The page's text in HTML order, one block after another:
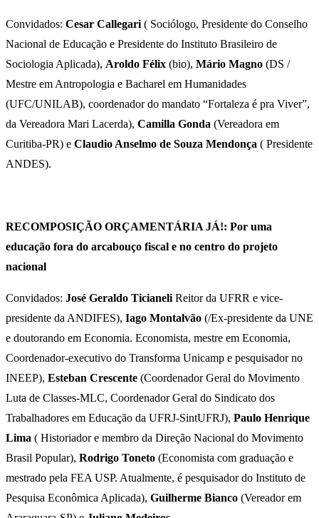
Convidados: Cesar Callegari ( Sociólogo, Presidente do Conselho
Nacional de Educação e Presidente do Instituto Brasileiro de
Sociologia Aplicada), Aroldo Félix (bio), Mário Magno (DS /
Mestre em Antropologia e Bacharel em Humanidades
(UFC/UNILAB), coordenador do mandato “Fortaleza é pra Viver”,
da Vereadora Mari Lacerda), Camilla Gonda (Vereadora em
Curitiba-PR) e Claudio Anselmo de Souza Mendonça ( Presidente
ANDES).
RECOMPOSIÇÃO ORÇAMENTÁRIA JÁ!: Por uma
educação fora do arcabouço fiscal e no centro do projeto
nacional
Convidados: José Geraldo Ticianeli Reitor da UFRR e vice-
presidente da ANDIFES), Iago Montalvão (/Ex-presidente da UNE
e doutorando em Economia. Economista, mestre em Economia,
Coordenador-executivo do Transforma Unicamp e pesquisador no
INEEP), Esteban Crescente (Coordenador Geral do Movimento
Luta de Classes-MLC, Coordenador Geral do Sindicato dos
Trabalhadores em Educação da UFRJ-SintUFRJ), Paulo Henrique
Lima ( Historiador e membro da Direção Nacional do Movimento
Brasil Popular), Rodrigo Toneto (Economista com graduação e
mestrado pela FEA USP. Atualmente, é pesquisador do Instituto de
Pesquisa Econômica Aplicada), Guilherme Bianco (Vereador em